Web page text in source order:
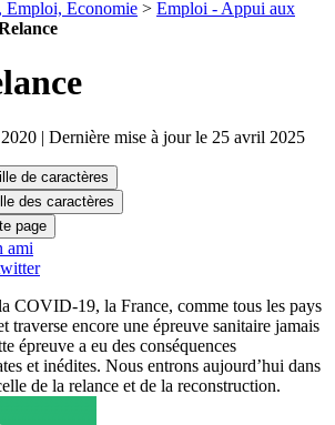
Emploi, Economie > Emploi - Appui aux
| Dernière mise à jour le 25 avril 2025
COVID-19, la France, comme tous les pays
traverse encore une épreuve sanitaire jamais
épreuve a eu des conséquences
et inédites. Nous entrons aujourd’hui dans
de la relance et de la reconstruction.